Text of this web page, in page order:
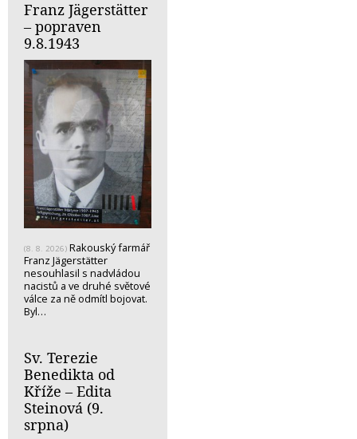
Franz Jägerstätter
– popraven
9.8.1943
(8. 8. 2026) Rakouský farmář
Franz Jägerstätter
nesouhlasil s nadvládou
nacistů a ve druhé světové
válce za ně odmítl bojovat.
Byl…
Sv. Terezie
Benedikta od
Kříže – Edita
Steinová (9.
srpna)